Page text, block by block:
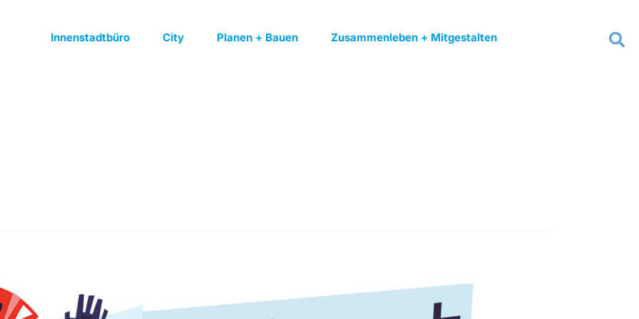
Innenstadtbüro City Planen + Bauen Zusammenleben + Mitgestalten